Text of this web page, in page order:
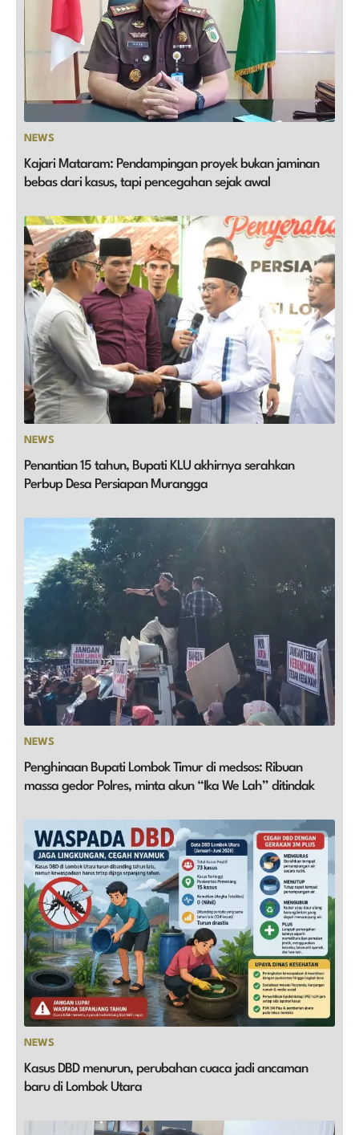
NEWS
Kajari Mataram: Pendampingan proyek bukan jaminan
bebas dari kasus, tapi pencegahan sejak awal
NEWS
Penantian 15 tahun, Bupati KLU akhirnya serahkan
Perbup Desa Persiapan Murangga
NEWS
Penghinaan Bupati Lombok Timur di medsos: Ribuan
massa gedor Polres, minta akun “Ika We Lah” ditindak
NEWS
Kasus DBD menurun, perubahan cuaca jadi ancaman
baru di Lombok Utara